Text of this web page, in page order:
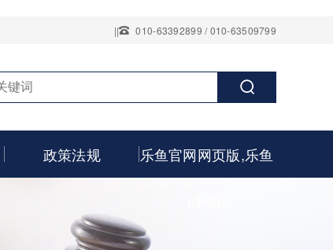
|| 010-63392899 / 010-63509799
政策法规 乐鱼官网网页版,乐鱼